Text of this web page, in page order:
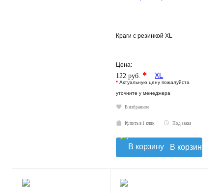
Краги с резинкой XL
Цена:
122 руб. *
* Актуальную цену пожалуйста
уточните у менеджера
В избранное
Купить в 1 клик Под заказ
В корзину